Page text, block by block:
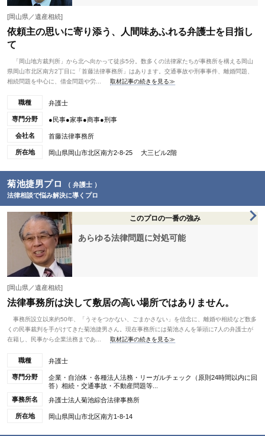
[岡山県／遺産相続]
依頼主の思いに寄り添う、人間味あふれる弁護士を目指し
て
「岡山地方裁判所」から北へ向かって徒歩5分。数多くの法律家たちが事務所を構える岡山
県岡山市北区南方2丁目に「首藤法律事務所」はあります。交通事故や刑事事件、離婚問題、
相続問題を中心に、借金問題や労...
取材記事の続きを見る≫
職種 弁護士
専門分野 ●民事●家事●商事●刑事
会社名 首藤法律事務所
所在地 岡山県岡山市北区南方2-8-25 大三ビル2階
菊池捷男プロ
（ 弁護士 ）
法律相談で悩み解決に導くプロ
このプロの一番の強み
あらゆる法律問題に対処可能
[岡山県／遺産相続]
法律事務所は決して敷居の高い場所ではありません。
事務所設立以来約50年、「うそをつかない、ごまかさない」を信念に、離婚や相続など数多
くの民事裁判を手がけてきた菊池捷男さん。現在事務所には菊池さんを筆頭に7人の弁護士が
在籍し、民事から企業法務まであ...
取材記事の続きを見る≫
職種 弁護士
専門分野
企業・自治体・各種法人法務・リーガルチェック（原則24時間以内に回
答）相続・交通事故・不動産問題等...
事務所名
弁護士法人菊池綜合法律事務所
所在地 岡山県岡山市北区南方1-8-14